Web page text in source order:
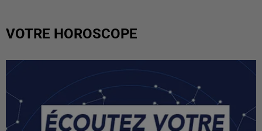
VOTRE HOROSCOPE